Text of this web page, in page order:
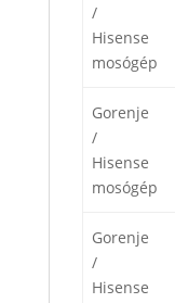
/
Hisense
mosógép
Gorenje
/
Hisense
mosógép
Gorenje
/
Hisense